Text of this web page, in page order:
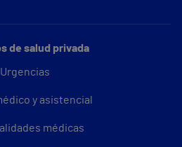
de salud privada
Urgencias
y asistencial
médicas